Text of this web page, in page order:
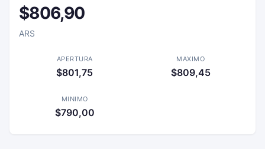
$806,90
ARS
APERTURA
$801,75
MAXIMO
$809,45
MINIMO
$790,00